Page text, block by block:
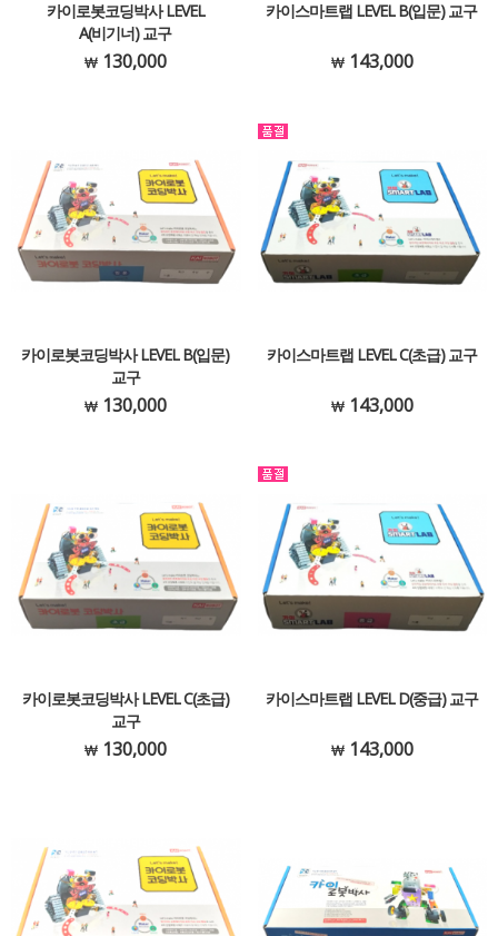
카이로봇코딩박사 LEVEL
A(비기너) 교구
130,000
카이스마트랩 LEVEL B(입문) 교구
143,000
카이로봇코딩박사 LEVEL B(입문)
교구
130,000
카이스마트랩 LEVEL C(초급) 교구
143,000
카이로봇코딩박사 LEVEL C(초급)
교구
130,000
카이스마트랩 LEVEL D(중급) 교구
143,000